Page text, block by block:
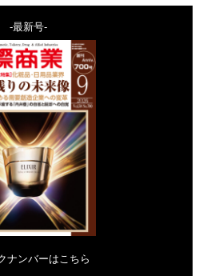
-最新号-
ナンバーはこちら